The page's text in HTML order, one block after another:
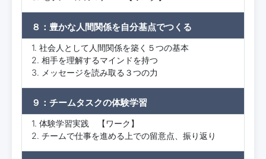
８：豊かな人間関係を自分基点でつくる
1. 社会人として人間関係を築く５つの基本
2. 相手を理解するマインドを持つ
3. メッセージを読み取る３つの力
９：チームタスクの体験学習
1. 体験学習実践 【ワーク】
2. チームで仕事を進める上での留意点、振り返り